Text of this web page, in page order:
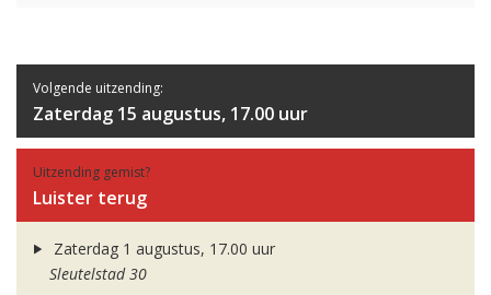
Volgende uitzending:
Zaterdag 15 augustus, 17.00 uur
Uitzending gemist?
Luister terug
Zaterdag 1 augustus, 17.00 uur
Sleutelstad 30